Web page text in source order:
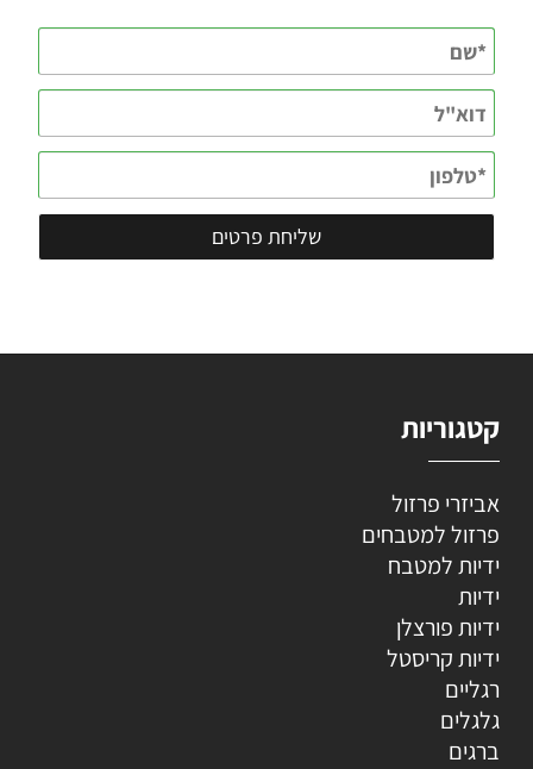
קטגוריות
אביזרי פרזול
פרזול למטבחים
ידיות למטבח
ידיות
ידיות פורצלן
ידיות קריסטל
רגליים
גלגלים
ברגים